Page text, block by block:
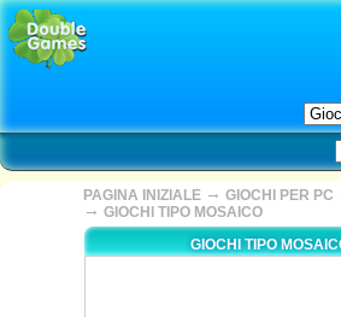
PAGINA INIZIALE → GIOCHI PER PC
→ GIOCHI TIPO MOSAICO
GIOCHI TIPO